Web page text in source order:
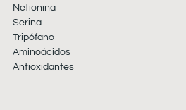
Netionina
Serina
Tripófano
Aminoácidos
Antioxidantes